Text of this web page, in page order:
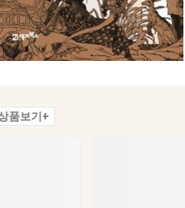
품보기+